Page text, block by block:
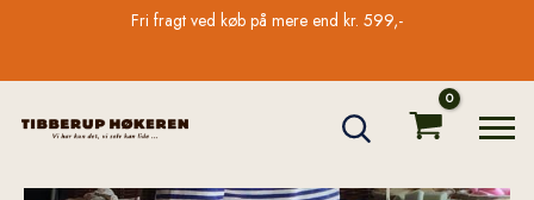
Fri fragt ved køb på mere end kr. 599,-